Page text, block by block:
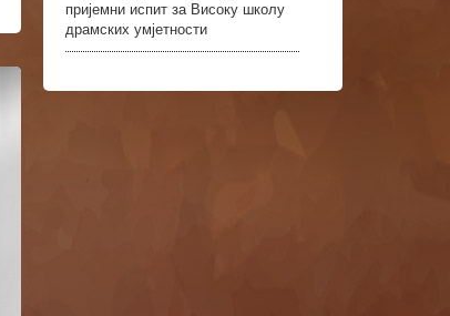
пријемни испит за Високу школу
драмских умјетности